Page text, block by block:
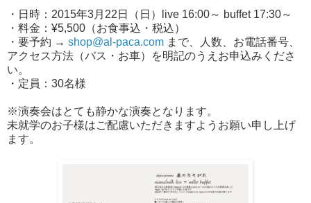
・日時：2015年3月22日（日）live 16:00～ buffet 17:30～
・料金：¥5,500（お食事込・税込）
・要予約 → shop@al-paca.com まで、人数、お電話番号、
アクセス方法（バス・お車）を明記のうえお申込みくださ
い。
・定員：30名様
※演奏会はとても静かな演奏となります。
未就学のお子様はご配慮いただきますようお願い申し上げ
ます。